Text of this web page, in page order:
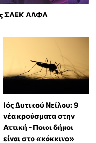
ΣΑΕΚ ΑΛΦΑ
Ιός Δυτικού Νείλου: 9
νέα κρούσματα στην
Αττική - Ποιοι δήμοι
είναι στο «κόκκινο»